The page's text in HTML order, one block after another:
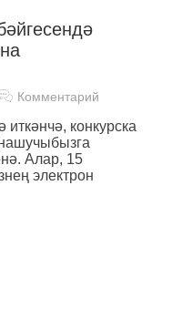
Комментарий
конкурска
Алар, 15
электрон